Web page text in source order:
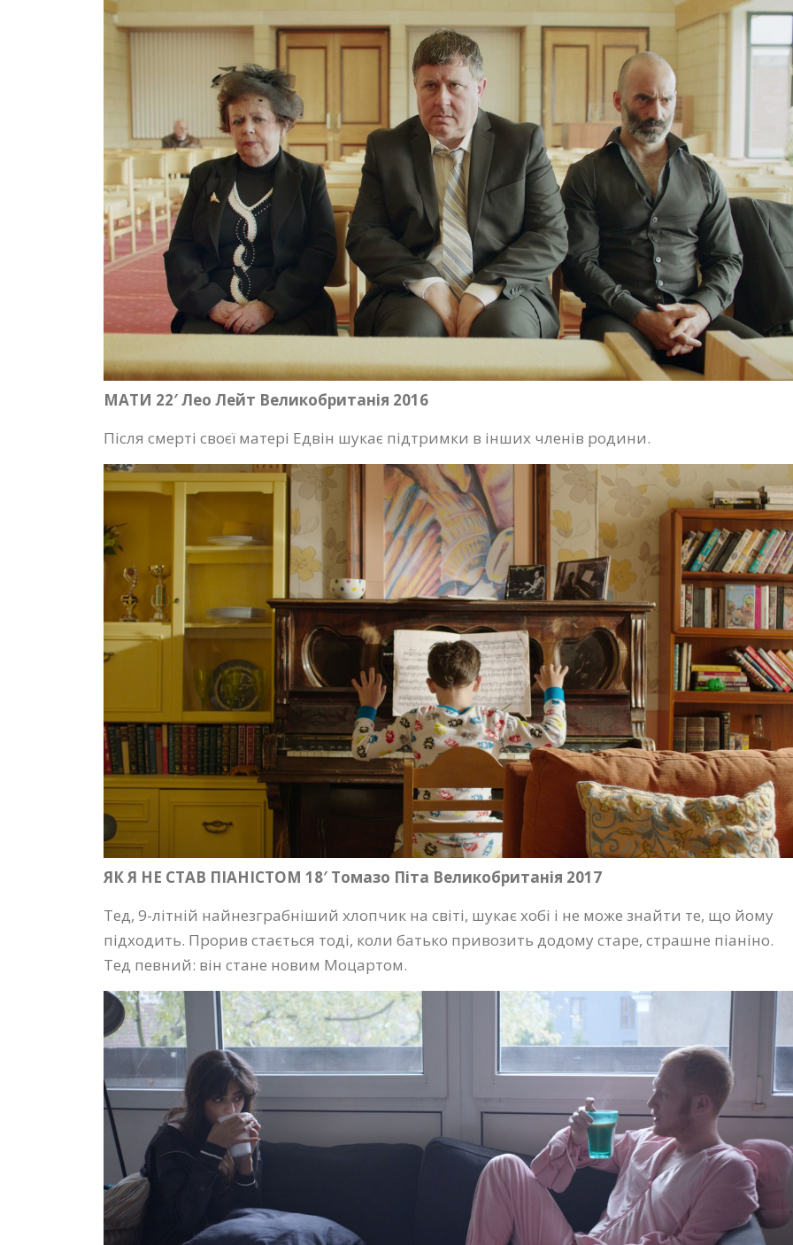
МАТИ 22′ Лео Лейт Великобританія 2016
Після смерті своєї матері Едвін шукає підтримки в інших членів родини.
ЯК Я НЕ СТАВ ПІАНІСТОМ 18′ Томазо Піта Великобританія 2017
Тед, 9-літній найнезграбніший хлопчик на світі, шукає хобі і не може знайти те, що йому
підходить. Прорив стається тоді, коли батько привозить додому старе, страшне піаніно.
Тед певний: він стане новим Моцартом.